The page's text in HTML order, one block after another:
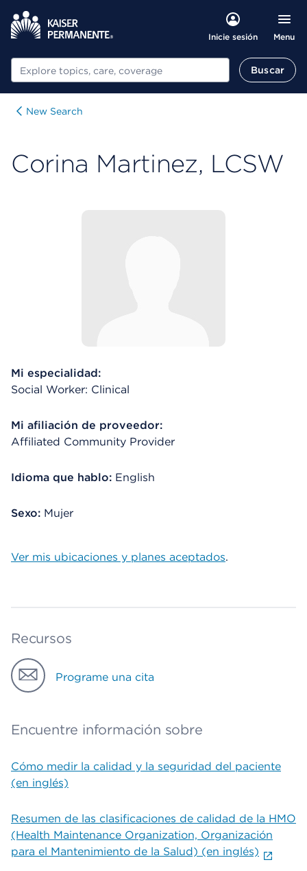
Inicie sesión Menu
Buscar Buscar
New Search
Corina Martinez, LCSW
Mi especialidad:
Social Worker: Clinical
Mi afiliación de proveedor:
Affiliated Community Provider
Idioma que hablo: English
Sexo: Mujer
Ver mis ubicaciones y planes aceptados.
Recursos
Programe una cita
Encuentre información sobre
Cómo medir la calidad y la seguridad del paciente
(en inglés)
Resumen de las clasificaciones de calidad de la HMO
(Health Maintenance Organization, Organización
para el Mantenimiento de la Salud) (en inglés)